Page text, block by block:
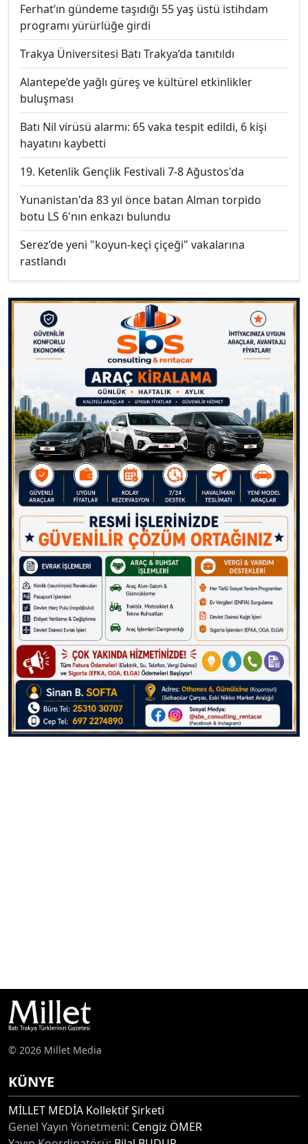
Ferhat’ın gündeme taşıdığı 55 yaş üstü istihdam
programı yürürlüğe girdi
Trakya Üniversitesi Batı Trakya’da tanıtıldı
Alantepe’de yağlı güreş ve kültürel etkinlikler
buluşması
Batı Nil virüsü alarmı: 65 vaka tespit edildi, 6 kişi
hayatını kaybetti
19. Ketenlik Gençlik Festivali 7-8 Ağustos'da
Yunanistan'da 83 yıl önce batan Alman torpido
botu LS 6'nın enkazı bulundu
Serez’de yeni "koyun-keçi çiçeği" vakalarına
rastlandı
© 2026 Millet Media
KÜNYE
MİLLET MEDİA Kollektif Şirketi
Genel Yayın Yönetmeni: Cengiz ÖMER